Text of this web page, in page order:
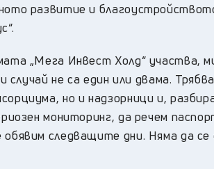
развитие и
„Мега Инвест Холд“ участва,
не са един или двама.
но и надзорници и,
мониторинг, да речем
следващите дни. Няма да се